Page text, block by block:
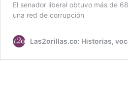
El senador liberal obtuvo más de
una red de corrupción
Las2orillas.co: Historias,